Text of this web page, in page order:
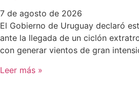
7 de agosto de 2026
El Gobierno de Uruguay declaró
ante la llegada de un ciclón
con generar vientos de gran
Leer más »